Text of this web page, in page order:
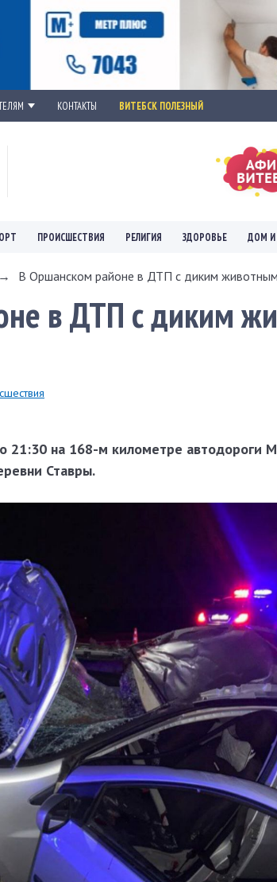
КОНТАКТЫ ВИТЕБСК ПОЛЕЗНЫЙ
ПРОИСШЕСТВИЯ РЕЛИГИЯ ЗДОРОВЬЕ ДОМ И
→ В Оршанском районе в ДТП с диким
в ДТП с диким
21:30 на 168-м километре автодороги
Ставры.